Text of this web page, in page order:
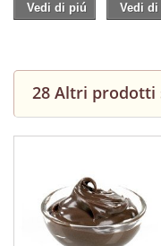
Vedi di piú Vedi di
28 Altri prodotti